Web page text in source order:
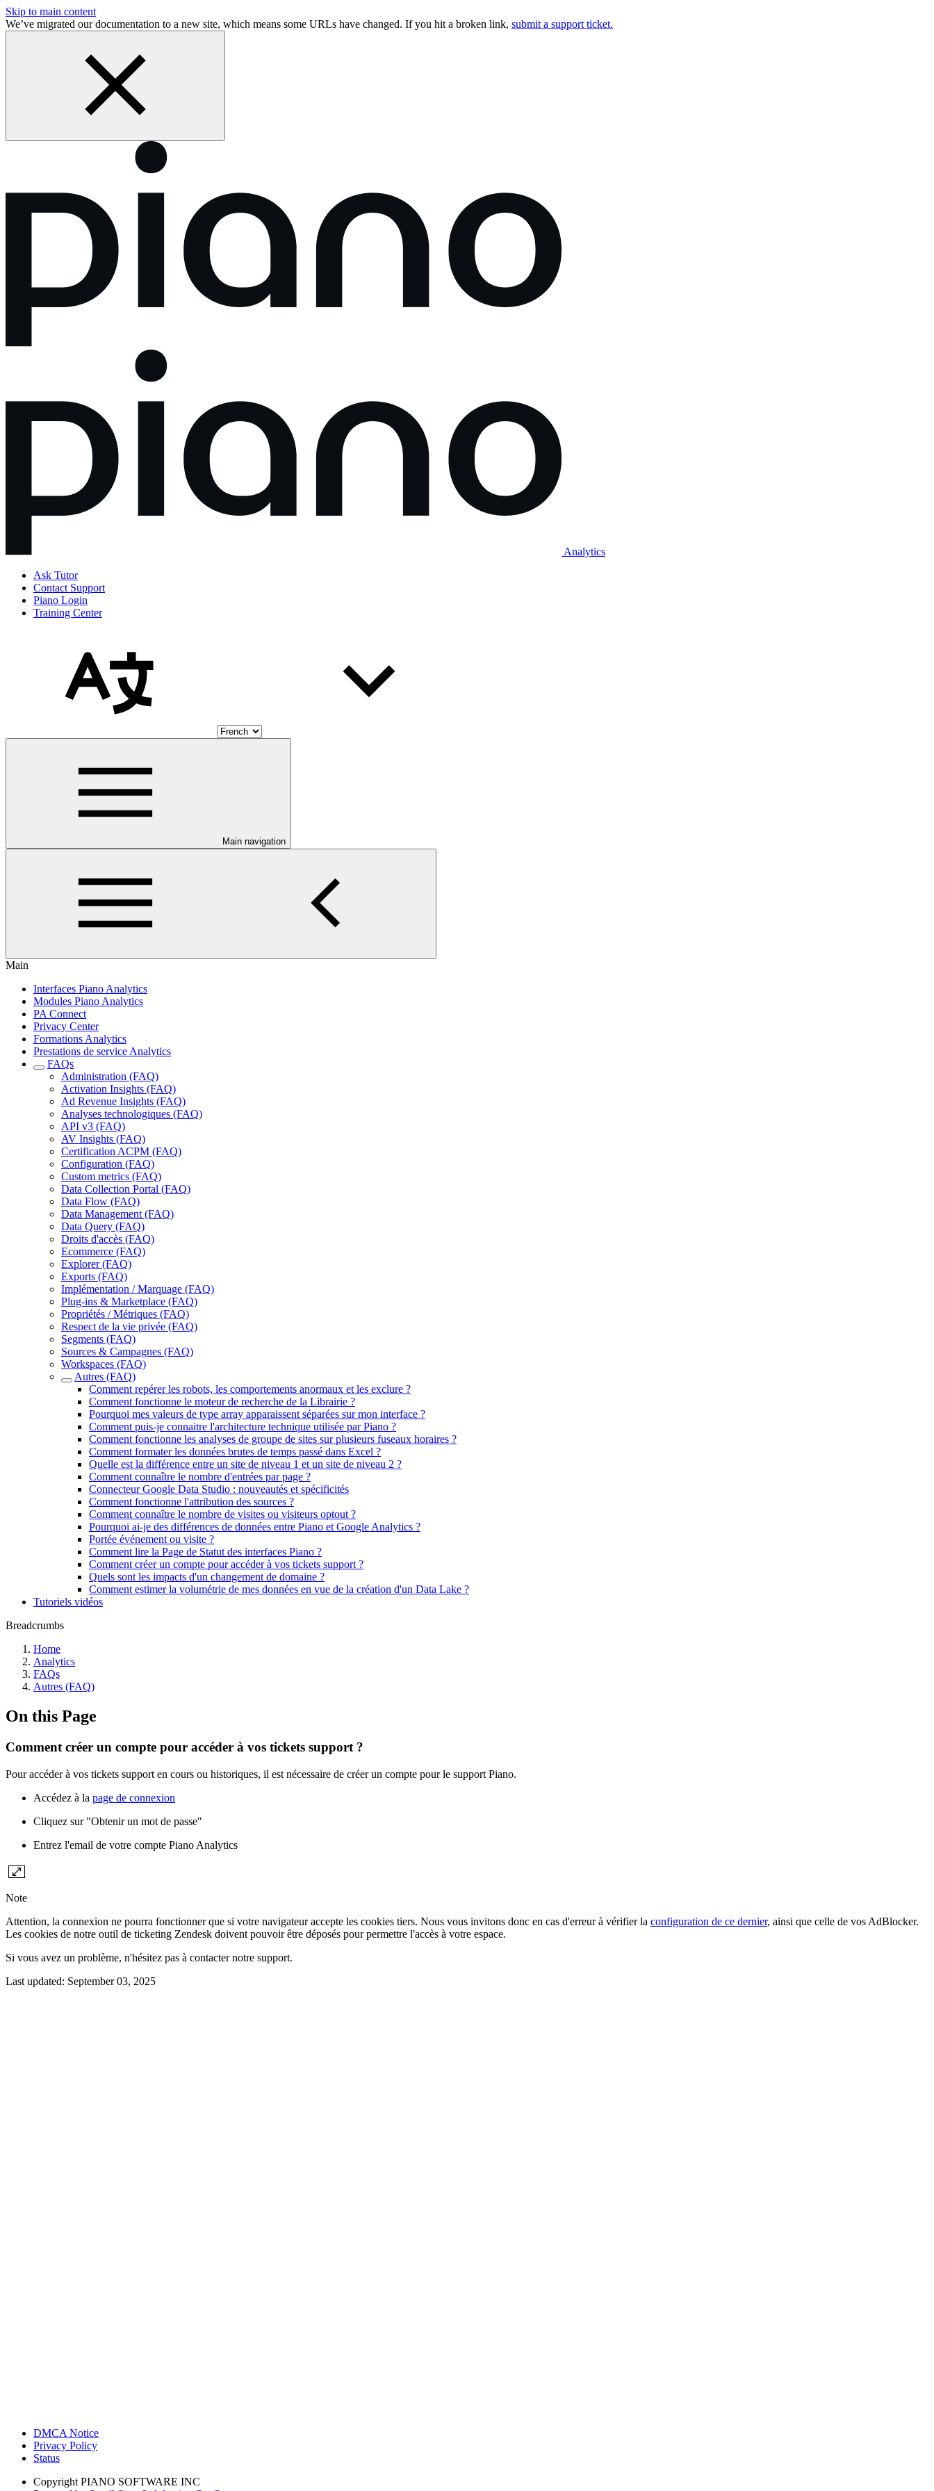
Skip to main content
We’ve migrated our documentation to a new site, which means some URLs have changed. If you hit a broken link, submit a support ticket.
Analytics
Ask Tutor
Contact Support
Piano Login
Training Center
Main navigation
Main
Interfaces Piano Analytics
Modules Piano Analytics
PA Connect
Privacy Center
Formations Analytics
Prestations de service Analytics
FAQs
Administration (FAQ)
Activation Insights (FAQ)
Ad Revenue Insights (FAQ)
Analyses technologiques (FAQ)
API v3 (FAQ)
AV Insights (FAQ)
Certification ACPM (FAQ)
Configuration (FAQ)
Custom metrics (FAQ)
Data Collection Portal (FAQ)
Data Flow (FAQ)
Data Management (FAQ)
Data Query (FAQ)
Droits d'accès (FAQ)
Ecommerce (FAQ)
Explorer (FAQ)
Exports (FAQ)
Implémentation / Marquage (FAQ)
Plug-ins & Marketplace (FAQ)
Propriétés / Métriques (FAQ)
Respect de la vie privée (FAQ)
Segments (FAQ)
Sources & Campagnes (FAQ)
Workspaces (FAQ)
Autres (FAQ)
Comment repérer les robots, les comportements anormaux et les exclure ?
Comment fonctionne le moteur de recherche de la Librairie ?
Pourquoi mes valeurs de type array apparaissent séparées sur mon interface ?
Comment puis-je connaitre l'architecture technique utilisée par Piano ?
Comment fonctionne les analyses de groupe de sites sur plusieurs fuseaux horaires ?
Comment formater les données brutes de temps passé dans Excel ?
Quelle est la différence entre un site de niveau 1 et un site de niveau 2 ?
Comment connaître le nombre d'entrées par page ?
Connecteur Google Data Studio : nouveautés et spécificités
Comment fonctionne l'attribution des sources ?
Comment connaître le nombre de visites ou visiteurs optout ?
Pourquoi ai-je des différences de données entre Piano et Google Analytics ?
Portée événement ou visite ?
Comment lire la Page de Statut des interfaces Piano ?
Comment créer un compte pour accéder à vos tickets support ?
Quels sont les impacts d'un changement de domaine ?
Comment estimer la volumétrie de mes données en vue de la création d'un Data Lake ?
Tutoriels vidéos
Breadcrumbs
Home
Analytics
FAQs
Autres (FAQ)
On this Page
Comment créer un compte pour accéder à vos tickets support ?
Pour accéder à vos tickets support en cours ou historiques, il est nécessaire de créer un compte pour le support Piano.
Accédez à la page de connexion
Cliquez sur "Obtenir un mot de passe"
Entrez l'email de votre compte Piano Analytics
Note
Attention, la connexion ne pourra fonctionner que si votre navigateur accepte les cookies tiers. Nous vous invitons donc en cas d'erreur à vérifier la configuration de ce dernier, ainsi que celle de vos AdBlocker.
Les cookies de notre outil de ticketing Zendesk doivent pouvoir être déposés pour permettre l'accès à votre espace.
Si vous avez un problème, n'hésitez pas à contacter notre support.
Last updated: September 03, 2025
DMCA Notice
Privacy Policy
Status
Copyright PIANO SOFTWARE INC